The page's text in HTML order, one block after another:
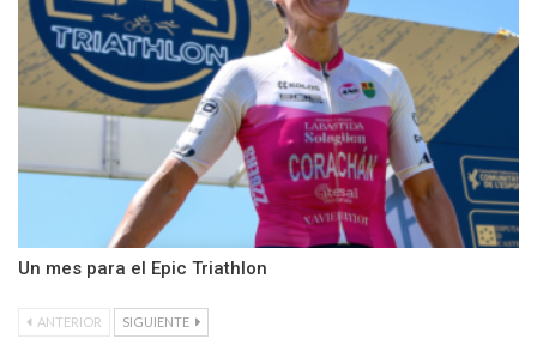
Un mes para el Epic Triathlon
ANTERIOR SIGUIENTE